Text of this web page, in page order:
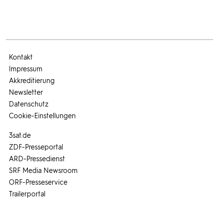
3sat.de
ZDF-Presseportal
ARD-Pressedienst
SRF Media Newsroom
ORF-Presseservice
Trailerportal
Kontakt
Impressum
Akkreditierung
Newsletter
Datenschutz
Cookie-Einstellungen